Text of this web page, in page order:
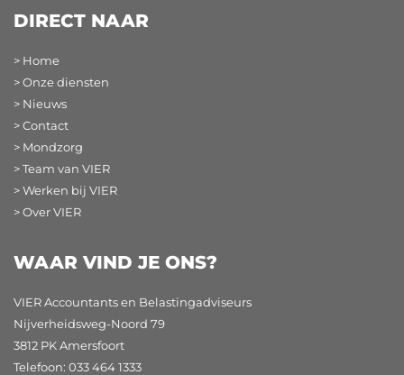
DIRECT NAAR
> Home
> Onze diensten
> Nieuws
> Contact
> Mondzorg
> Team van VIER
> Werken bij VIER
> Over VIER
WAAR VIND JE ONS?
VIER Accountants en Belastingadviseurs
Nijverheidsweg-Noord 79
3812 PK Amersfoort
Telefoon: 033 464 1333